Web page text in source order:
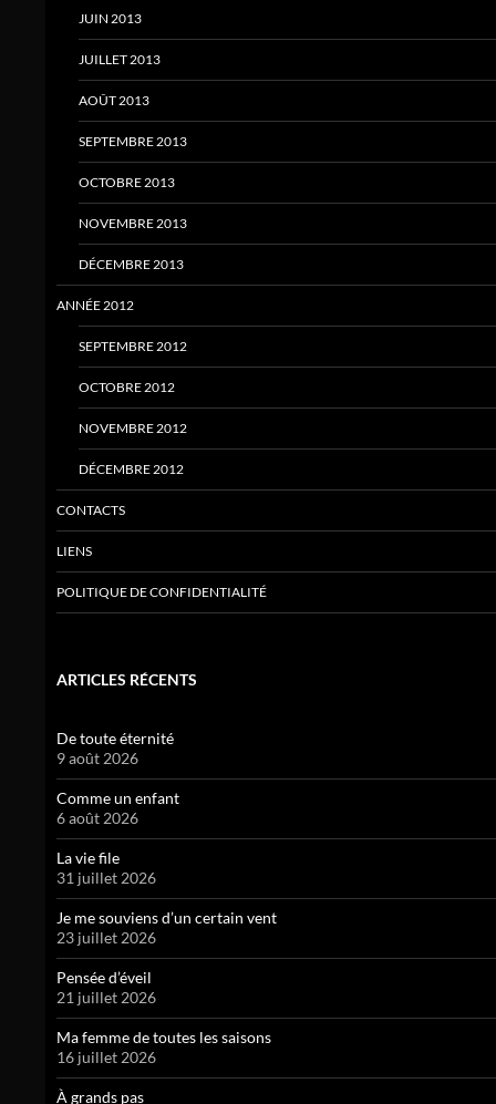
JUIN 2013
JUILLET 2013
AOÛT 2013
SEPTEMBRE 2013
OCTOBRE 2013
NOVEMBRE 2013
DÉCEMBRE 2013
ANNÉE 2012
SEPTEMBRE 2012
OCTOBRE 2012
NOVEMBRE 2012
DÉCEMBRE 2012
CONTACTS
LIENS
POLITIQUE DE CONFIDENTIALITÉ
ARTICLES RÉCENTS
De toute éternité
9 août 2026
Comme un enfant
6 août 2026
La vie file
31 juillet 2026
Je me souviens d’un certain vent
23 juillet 2026
Pensée d’éveil
21 juillet 2026
Ma femme de toutes les saisons
16 juillet 2026
À grands pas